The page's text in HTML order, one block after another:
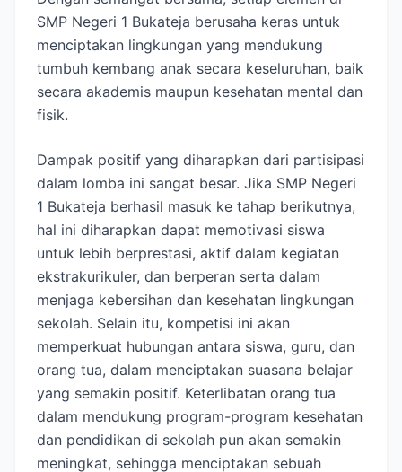
SMP Negeri 1 Bukateja berusaha keras untuk
menciptakan lingkungan yang mendukung
tumbuh kembang anak secara keseluruhan, baik
secara akademis maupun kesehatan mental dan
fisik.
Dampak positif yang diharapkan dari partisipasi
dalam lomba ini sangat besar. Jika SMP Negeri
1 Bukateja berhasil masuk ke tahap berikutnya,
hal ini diharapkan dapat memotivasi siswa
untuk lebih berprestasi, aktif dalam kegiatan
ekstrakurikuler, dan berperan serta dalam
menjaga kebersihan dan kesehatan lingkungan
sekolah. Selain itu, kompetisi ini akan
memperkuat hubungan antara siswa, guru, dan
orang tua, dalam menciptakan suasana belajar
yang semakin positif. Keterlibatan orang tua
dalam mendukung program-program kesehatan
dan pendidikan di sekolah pun akan semakin
meningkat, sehingga menciptakan sebuah